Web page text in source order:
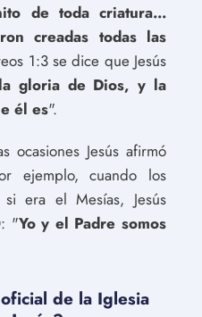
de toda criatura...
creadas todas las
1:3 se dice que Jesús
gloria de Dios, y la
él es".
ocasiones Jesús afirmó
ejemplo, cuando los
era el Mesías, Jesús
"Yo y el Padre somos
de la Iglesia